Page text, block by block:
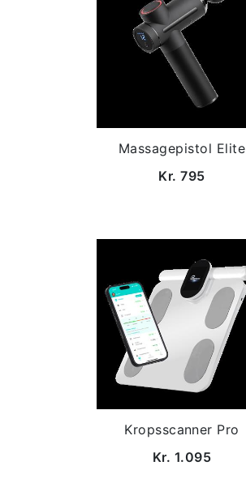
Massagepistol Elite
Kr. 795
Kropsscanner Pro
Kr. 1.095